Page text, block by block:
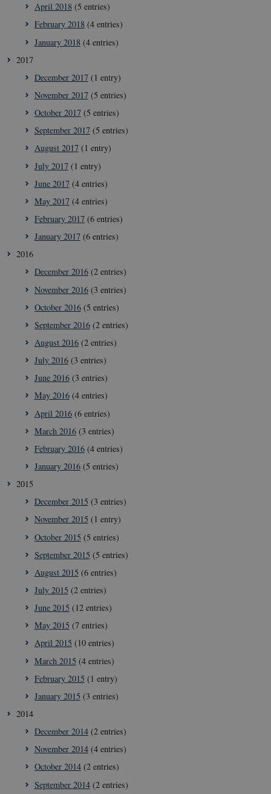
April 2018(5 entries)
February 2018(4 entries)
January 2018(4 entries)
2017
December 2017(1 entry)
November 2017(5 entries)
October 2017(5 entries)
September 2017(5 entries)
August 2017(1 entry)
July 2017(1 entry)
June 2017(4 entries)
May 2017(4 entries)
February 2017(6 entries)
January 2017(6 entries)
2016
December 2016(2 entries)
November 2016(3 entries)
October 2016(5 entries)
September 2016(2 entries)
August 2016(2 entries)
July 2016(3 entries)
June 2016(3 entries)
May 2016(4 entries)
April 2016(6 entries)
March 2016(3 entries)
February 2016(4 entries)
January 2016(5 entries)
2015
December 2015 (3 entries)
November 2015 (1 entry)
October 2015 (5 entries)
September 2015 (5 entries)
August 2015 (6 entries)
July 2015 (2 entries)
June 2015 (12 entries)
May 2015 (7 entries)
April 2015 (10 entries)
March 2015 (4 entries)
February 2015 (1 entry)
January 2015 (3 entries)
2014
December 2014(2 entries)
November 2014(4 entries)
October 2014(2 entries)
September 2014(2 entries)